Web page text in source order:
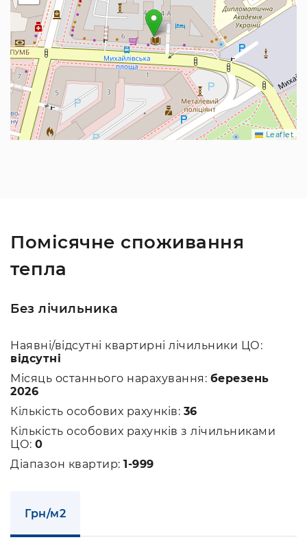
Leaflet
Помісячне споживання
тепла
Без лічильника
Наявні/відсутні квартирні лічильники ЦО:
відсутні
Місяць останнього нарахування: березень
2026
Кількість особових рахунків: 36
Кількість особових рахунків з лічильниками
ЦО: 0
Діапазон квартир: 1-999
Грн/м2